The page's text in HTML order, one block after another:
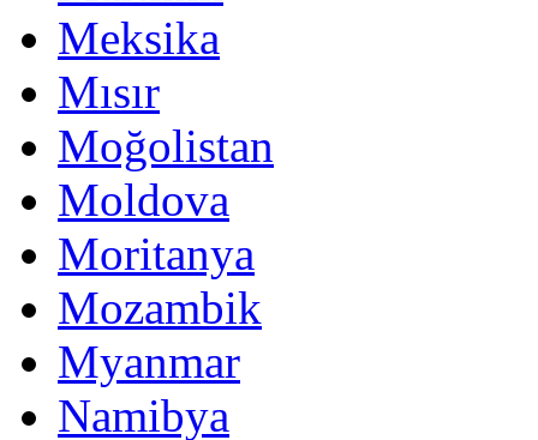
Meksika
Mısır
Moğolistan
Moldova
Moritanya
Mozambik
Myanmar
Namibya